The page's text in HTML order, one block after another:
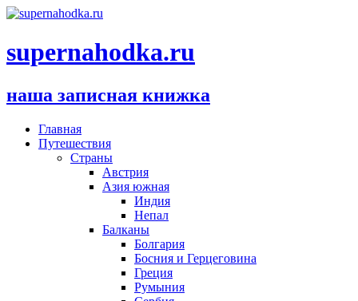
supernahodka.ru
наша записная книжка
Главная
Путешествия
Страны
Австрия
Азия южная
Индия
Непал
Балканы
Болгария
Босния и Герцеговина
Греция
Румыния